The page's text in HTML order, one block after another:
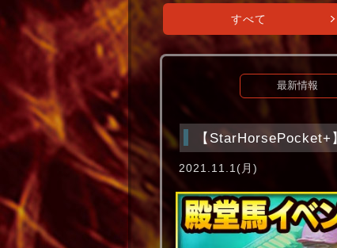
すべて
最新情報
【
2021.11.1(月)